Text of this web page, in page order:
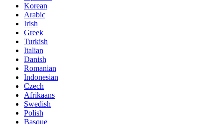
Korean
Arabic
Irish
Greek
Turkish
Italian
Danish
Romanian
Indonesian
Czech
Afrikaans
Swedish
Polish
Basque